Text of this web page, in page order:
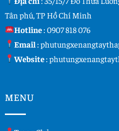
Tân phú, TP Hồ Chí Minh
Hotline:0907 818 076
Email :
Website:
MENU